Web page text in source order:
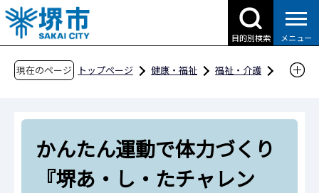
こ
の
ペ
目的別検索 メニュー
現在のページ トップページ 健康・福祉
福祉・介護
かんたん運動で体力づくり『堺あ・し・たチャ
レンジ！』
かんたん運動で体力づくり
『堺あ・し・たチャレン